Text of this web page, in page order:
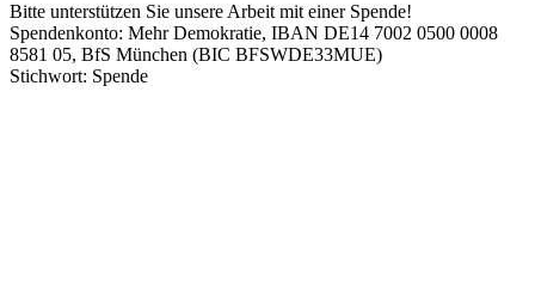
Bitte unterstützen Sie unsere Arbeit mit einer Spende!
Spendenkonto: Mehr Demokratie, IBAN DE14 7002 0500 0008
8581 05, BfS München (BIC BFSWDE33MUE)
Stichwort: Spende